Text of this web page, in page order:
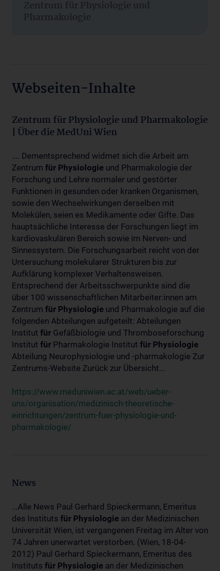
Zentrum für Physiologie und
Pharmakologie
Webseiten-Inhalte
Zentrum für Physiologie und Pharmakologie
| Über die MedUni Wien
.... Dementsprechend widmet sich die Arbeit am
Zentrum für Physiologie und Pharmakologie der
Forschung und Lehre normaler und gestörter
Funktionen in gesunden oder kranken Organismen,
sowie den Wechselwirkungen derselben mit
Molekülen, seien es Medikamente oder Gifte. Das
hauptsächliche Interesse der Forschungen liegt im
kardiovaskulären Bereich sowie im Nerven- und
Sinnessystem. Die Forschungsarbeit reicht von der
Untersuchung molekularer Strukturen bis zur
Aufklärung komplexer Verhaltensweisen.
Entsprechend der Arbeitsschwerpunkte sind die
über 100 wissenschaftlichen Mitarbeiter:innen am
Zentrum für Physiologie und Pharmakologie auf die
folgenden Abteilungen aufgeteilt: Abteilungen
Institut für Gefäßbiologie und Thromboseforschung
Institut für Pharmakologie Institut für Physiologie
Abteilung Neurophysiologie und -pharmakologie Zur
Zentrums-Website Zurück zur Übersicht...
https://www.meduniwien.ac.at/web/ueber-
uns/organisation/medizinisch-theoretische-
einrichtungen/zentrum-fuer-physiologie-und-
pharmakologie/
News
...Alle News Paul Gerhard Spieckermann, Emeritus
des Instituts für Physiologie an der Medizinischen
Universität Wien, ist vergangenen Freitag im Alter von
74 Jahren unerwartet verstorben. (Wien, 18-04-
2012) Paul Gerhard Spieckermann, Emeritus des
Instituts für Physiologie an der Medizinischen